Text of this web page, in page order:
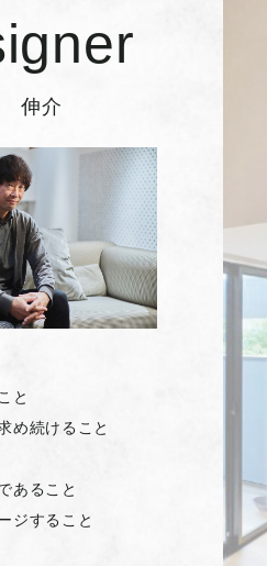
伸介
と
め続けること
あること
ジすること